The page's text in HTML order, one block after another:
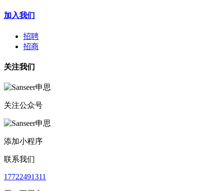
加入我们
招聘
招商
关注我们
关注公众号
添加小程序
联系我们
17722491311